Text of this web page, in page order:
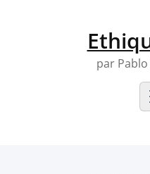
par Pablo